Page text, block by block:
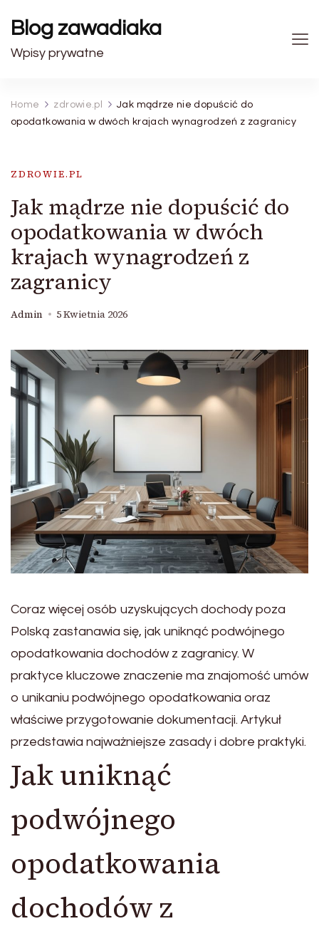
Blog zawadiaka
Wpisy prywatne
Home zdrowie.pl
Jak mądrze nie dopuścić do
opodatkowania w dwóch krajach wynagrodzeń z zagranicy
ZDROWIE.PL
Jak mądrze nie dopuścić do
opodatkowania w dwóch
krajach wynagrodzeń z
zagranicy
Admin 5 Kwietnia 2026
Coraz więcej osób uzyskujących dochody poza
Polską zastanawia się, jak uniknąć podwójnego
opodatkowania dochodów z zagranicy. W
praktyce kluczowe znaczenie ma znajomość umów
o unikaniu podwójnego opodatkowania oraz
właściwe przygotowanie dokumentacji. Artykuł
przedstawia najważniejsze zasady i dobre praktyki.
Jak uniknąć
podwójnego
opodatkowania
dochodów z